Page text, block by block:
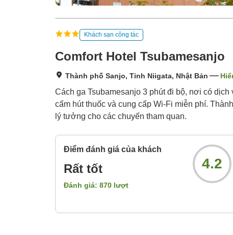
Khách sạn công tác
Comfort Hotel Tsubamesanjo
Thành phố Sanjo, Tỉnh Niigata, Nhật Bản
Cách ga Tsubamesanjo 3 phút đi bộ, nơi có
cấm hút thuốc và cung cấp Wi-Fi miễn phí.
lý tưởng cho các chuyến tham quan.
Điểm đánh giá của khách
Rất tốt
Đánh giá: 870 lượt
4.2